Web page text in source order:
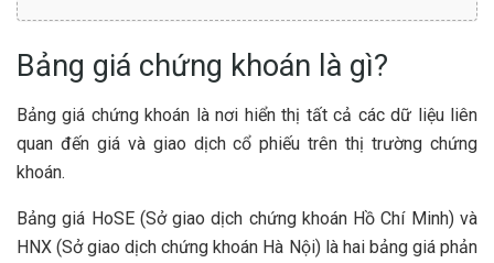
Bảng giá chứng khoán là gì?
Bảng giá chứng khoán là nơi hiển thị tất cả các dữ liệu liên
quan đến giá và giao dịch cổ phiếu trên thị trường chứng
khoán.
Bảng giá HoSE (Sở giao dịch chứng khoán Hồ Chí Minh) và
HNX (Sở giao dịch chứng khoán Hà Nội) là hai bảng giá phản